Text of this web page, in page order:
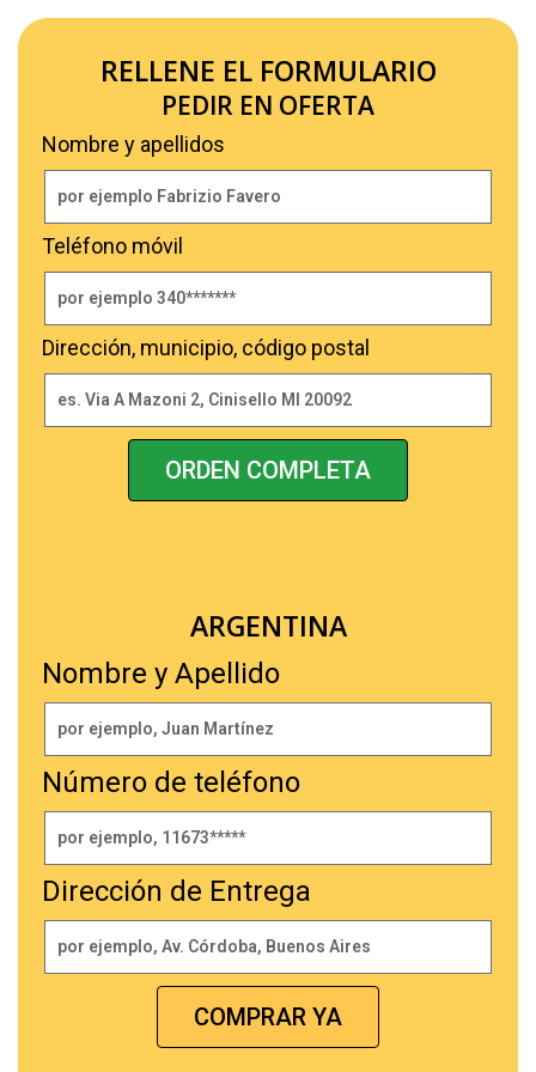
RELLENE EL FORMULARIO
PEDIR EN OFERTA
Nombre y apellidos
Teléfono móvil
Dirección, municipio, código postal
ORDEN COMPLETA
ARGENTINA
Nombre y Apellido
Número de teléfono
Dirección de Entrega
COMPRAR YA